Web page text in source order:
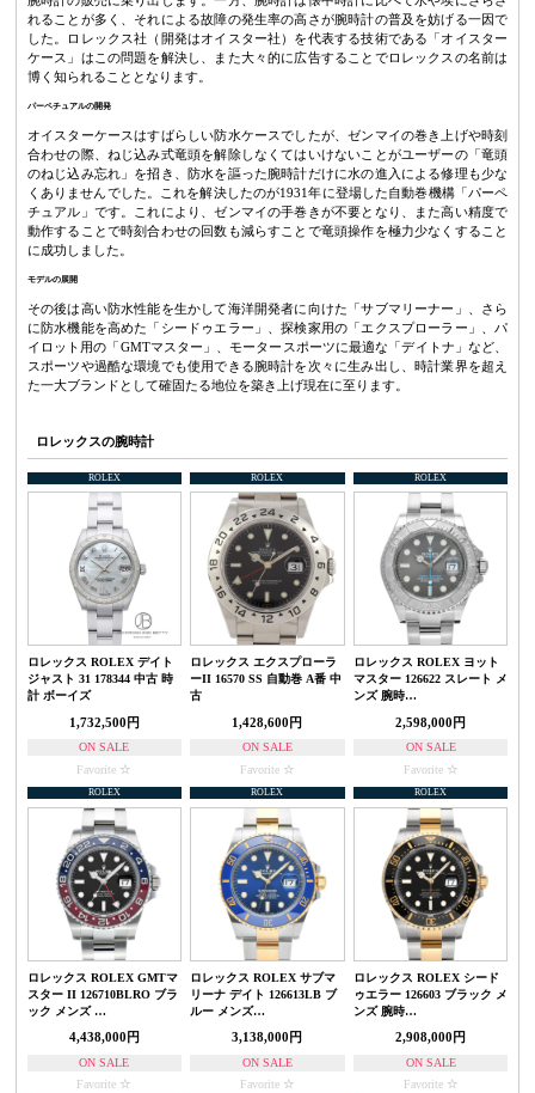
れることが多く、それによる故障の発生率の高さが腕時計の普及を妨げる一因で
した。ロレックス社（開発はオイスター社）を代表する技術である「オイスター
ケース」はこの問題を解決し、また大々的に広告することでロレックスの名前は
博く知られることとなります。
パーペチュアルの開発
オイスターケースはすばらしい防水ケースでしたが、ゼンマイの巻き上げや時刻
合わせの際、ねじ込み式竜頭を解除しなくてはいけないことがユーザーの「竜頭
のねじ込み忘れ」を招き、防水を謳った腕時計だけに水の進入による修理も少な
くありませんでした。これを解決したのが1931年に登場した自動巻機構「パーペ
チュアル」です。これにより、ゼンマイの手巻きが不要となり、また高い精度で
動作することで時刻合わせの回数も減らすことで竜頭操作を極力少なくすること
に成功しました。
モデルの展開
その後は高い防水性能を生かして海洋開発者に向けた「サブマリーナー」、さら
に防水機能を高めた「シードゥエラー」、探検家用の「エクスプローラー」、パ
イロット用の「GMTマスター」、モータースポーツに最適な「デイトナ」など、
スポーツや過酷な環境でも使用できる腕時計を次々に生み出し、時計業界を超え
た一大ブランドとして確固たる地位を築き上げ現在に至ります。
ロレックスの腕時計
ROLEX
ロレックス ROLEX デイト
ジャスト 31 178344 中古 時
計 ボーイズ
1,732,500円
ON SALE
Favorite
ROLEX
ロレックス エクスプローラ
ーII 16570 SS 自動巻 A番 中
古
1,428,600円
ON SALE
Favorite
ROLEX
ロレックス ROLEX ヨット
マスター 126622 スレート メ
ンズ 腕時…
2,598,000円
ON SALE
Favorite
ROLEX
ロレックス ROLEX GMTマ
スター II 126710BLRO ブラ
ック メンズ …
4,438,000円
ON SALE
Favorite
ROLEX
ロレックス ROLEX サブマ
リーナ デイト 126613LB ブ
ルー メンズ…
3,138,000円
ON SALE
Favorite
ROLEX
ロレックス ROLEX シード
ゥエラー 126603 ブラック メ
ンズ 腕時…
2,908,000円
ON SALE
Favorite